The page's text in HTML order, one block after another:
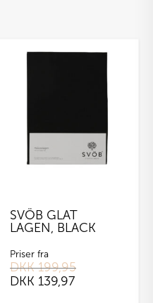
SVÖB GLAT
LAGEN, BLACK
Priser fra
DKK199,95
DKK 139,97